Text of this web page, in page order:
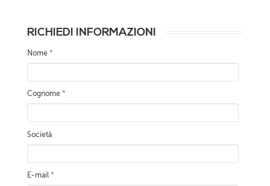
RICHIEDI INFORMAZIONI
Nome *
Cognome *
Società
E-mail *